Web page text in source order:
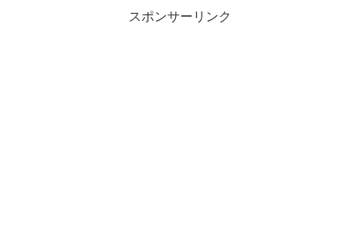
スポンサーリンク